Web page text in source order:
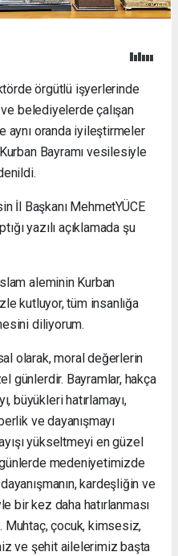
örgütlü işyerlerinde
belediyelerde çalışan
aynı oranda iyileştirmeler
Bayramı vesilesiyle
İl Başkanı MehmetYÜCE
yazılı açıklamada şu
aleminin Kurban
kutluyor, tüm insanlığa
diliyorum.
olarak, moral değerlerin
günlerdir. Bayramlar, hakça
büyükleri hatırlamayı,
ve dayanışmayı
yükseltmeyi en güzel
medeniyetimizde
kardeşliğin ve
bir kez daha hatırlanması
çocuk, kimsesiz,
ve şehit ailelerimiz başta